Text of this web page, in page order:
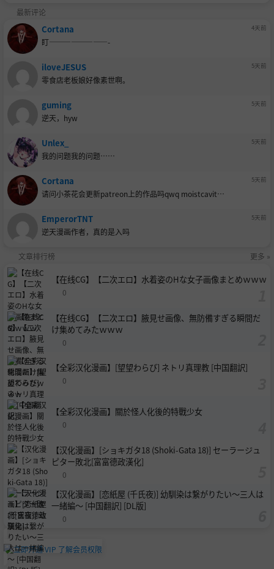
最新评论
Cortana 4天前
盯————————-
iloveJESUS 5天前
零食店老板娘好像素世啊。
guming 5天前
逆天，hyw
Unlex_ 5天前
我的问题我的问题……
Cortana 5天前
请问小茶花会更新patreon上的作品吗qwq moistcavit…
EmperorTNT 5天前
逆天漫画作者，真的是入吗
文章排行榜 更多 »
【在线CG】【二次エロ】水着姿のHな女子画像まとめｗｗｗ
0
【在线CG】【二次エロ】腋見せ画像、無防備すぎる瞬間だ
け集めてみたｗｗｗ
0
【全彩汉化漫画】[望望わらび] ネトリ真理教 [中国翻訳]
0
【全彩汉化漫画】關於怪人化後的特戰少女
0
【汉化漫画】[ショキガタ18 (Shoki-Gata 18)] セーラージュ
ピター敗北[富富德政漢化]
0
【汉化漫画】[恋紙屋 (千氏夜)] 幼馴染は繋がりたい〜三人は
一緒編〜 [中国翻訳] [DL版]
0